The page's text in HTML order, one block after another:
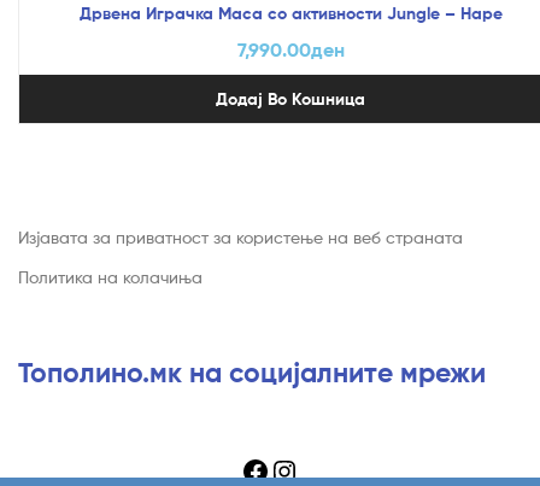
Дрвена Играчка Маса со активности Jungle – Hape
7,990.00ден
Додај Во Кошница
Изјавата за приватност за користење на веб страната
Политика на колачиња
Тополино.мк на социјалните мрежи